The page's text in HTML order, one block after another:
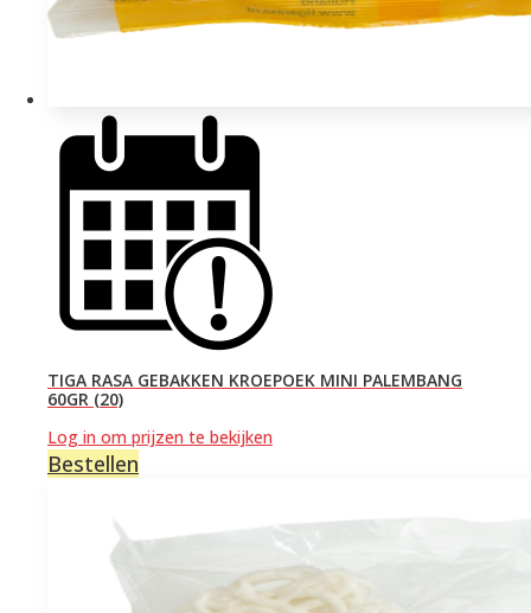
TIGA RASA GEBAKKEN KROEPOEK MINI PALEMBANG
60GR (20)
Log in om prijzen te bekijken
Bestellen